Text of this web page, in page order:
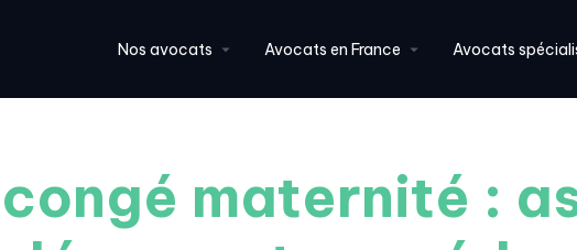
Nos avocats Avocats en France Avocats
maternité :